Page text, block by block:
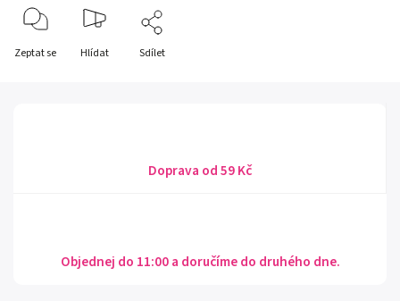
Zeptat se Hlídat Sdílet
Doprava od 59 Kč
Objednej do 11:00 a doručíme do druhého dne.